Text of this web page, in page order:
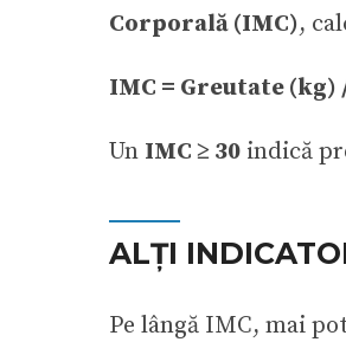
Corporală (IMC),
IMC = Greutate
Un IMC ≥ 30 indică
ALȚI
Pe lângă IMC, mai